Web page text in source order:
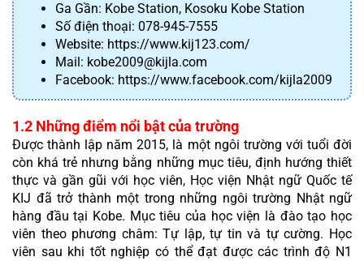
Ga Gần: Kobe Station, Kosoku Kobe Station
Số điện thoại: 078-945-7555
Website: https://www.kij123.com/
Mail: kobe2009@kijla.com
Facebook: https://www.facebook.com/kijla2009
1.2 Những điểm nổi bật của trường
Được thành lập năm 2015, là một ngôi trường với tuổi đời
còn khá trẻ nhưng bằng những mục tiêu, định hướng thiết
thực và gần gũi với học viên, Học viện Nhật ngữ Quốc tế
KIJ đã trở thành một trong những ngôi trường Nhật ngữ
hàng đầu tại Kobe. Mục tiêu của học viện là đào tạo học
viên theo phương châm: Tự lập, tự tin và tự cường. Học
viên sau khi tốt nghiệp có thể đạt được các trình độ N1